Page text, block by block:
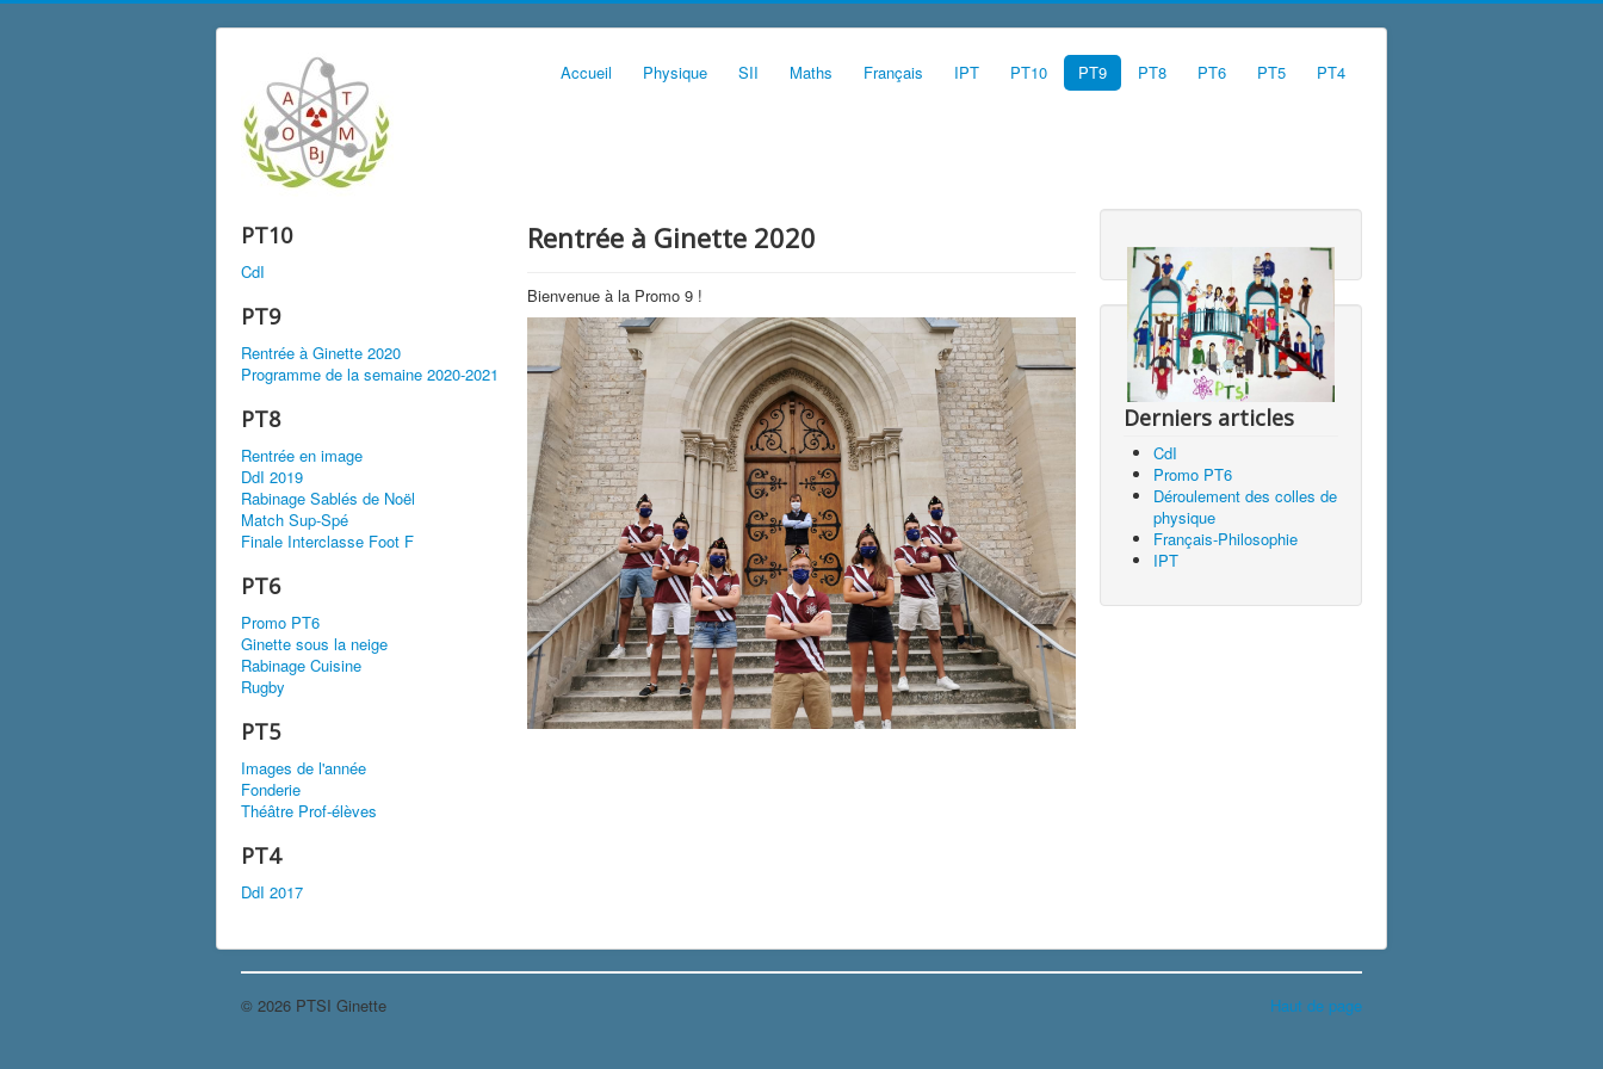
Accueil Physique SII Maths Français IPT PT10 PT9 PT8 PT6 PT5 PT4
PT10
CdI
PT9
Rentrée à Ginette 2020
Programme de la semaine 2020-2021
PT8
Rentrée en image
DdI 2019
Rabinage Sablés de Noël
Match Sup-Spé
Finale Interclasse Foot F
PT6
Promo PT6
Ginette sous la neige
Rabinage Cuisine
Rugby
PT5
Images de l'année
Fonderie
Théâtre Prof-élèves
PT4
DdI 2017
Rentrée à Ginette 2020
Bienvenue à la Promo 9 !
Derniers articles
CdI
Promo PT6
Déroulement des colles de
physique
Français-Philosophie
IPT
Haut de page
© 2026 PTSI Ginette